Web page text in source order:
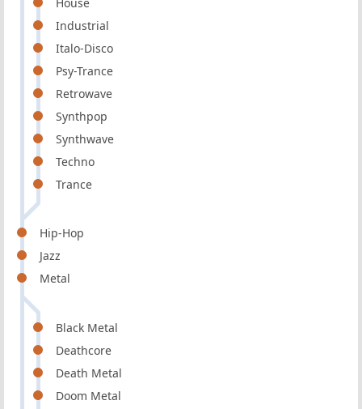
Industrial
Italo-Disco
Psy-Trance
Retrowave
Synthpop
Synthwave
Techno
Trance
Hip-Hop
Jazz
Metal
Black Metal
Deathcore
Death Metal
Doom Metal